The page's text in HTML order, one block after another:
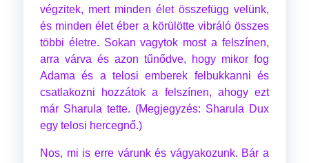
végzitek, mert minden élet összefügg velünk,
és minden élet éber a körülötte vibráló összes
többi életre. Sokan vagytok most a felszínen,
arra várva és azon tűnődve, hogy mikor fog
Adama és a telosi emberek felbukkanni és
csatlakozni hozzátok a felszínen, ahogy ezt
már Sharula tette. (Megjegyzés: Sharula Dux
egy telosi hercegnő.)
Nos, mi is erre várunk és vágyakozunk. Bár a